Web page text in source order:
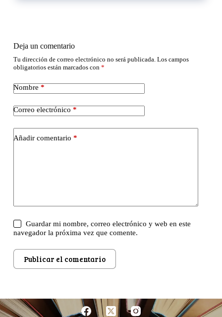
Deja un comentario
Tu dirección de correo electrónico no será publicada. Los campos
obligatorios están marcados con *
Nombre *
Correo electrónico *
Añadir comentario *
Guardar mi nombre, correo electrónico y web en este
navegador la próxima vez que comente.
Publicar el comentario